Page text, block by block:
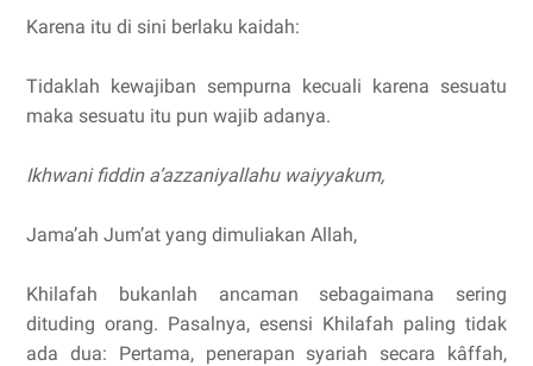
Karena itu di sini berlaku kaidah:
Tidaklah kewajiban sempurna kecuali karena sesuatu
maka sesuatu itu pun wajib adanya.
Ikhwani fiddin a’azzaniyallahu waiyyakum,
Jama’ah Jum’at yang dimuliakan Allah,
Khilafah bukanlah ancaman sebagaimana sering
dituding orang. Pasalnya, esensi Khilafah paling tidak
ada dua: Pertama, penerapan syariah secara kâffah,